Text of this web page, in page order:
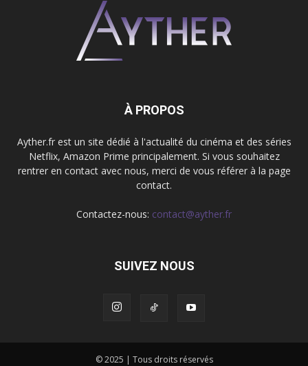
À PROPOS
Ayther.fr est un site dédié à l'actualité du cinéma et des séries
Netflix, Amazon Prime principalement. Si vous souhaitez
rentrer en contact avec nous, merci de vous référer à la page
contact.
Contactez-nous: contact@ayther.fr
SUIVEZ NOUS
© 2025 | Tous droits réservés